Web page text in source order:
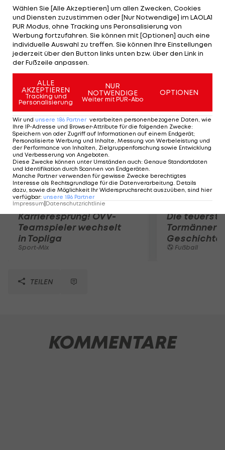
(CHN) in drei Sätzen (11:21, 21:19, 15:12) durch. Nach
dem klar verlorenen ersten Satz kämpfen sich die
Brasilianerinnen im ausgeglichenen zweiten
Durchgang heran. Den Entscheidungssatz
dominieren sie schließlich klar. Für Brasiliens
Damen ist es die insgesamt 6. Olympia-Medaille.
Mehr zum Thema
Karrieresprung! ÖVV-
Teamspieler wechselt
in Topliga
Sport-Mix
Die
Tormänner
Geschichte
Fußball
TEILEN
KOMMENTARE
Wählen Sie [Alle Akzeptieren] um allen Zwecken, Cookies
und Diensten zuzustimmen oder [Nur Notwendige] im LAOLA1
PUR Modus, ohne Tracking uns Peronsalisierung von
Werbung fortzufahren. Sie können mit [Optionen] auch eine
individuelle Auswahl zu treffen. Sie können Ihre Einstellungen
jederzeit über den Button links unten bzw. über den Link in
der Fußzeile anpassen.
ALLE
AKZEPTIEREN
Tracking und
Personalisierung
NUR
NOTWENDIGE
Weiter mit PUR-Abo
OPTIONEN
Wir und unsere 186 Partner verarbeiten personenbezogene Daten, wie
Ihre IP-Adresse und Browser-Attribute für die folgenden Zwecke:
Speichern von oder Zugriff auf Informationen auf einem Endgerät;
Personalisierte Werbung und Inhalte, Messung von Werbeleistung und
der Performance von Inhalten, Zielgruppenforschung sowie Entwicklung
und Verbesserung von Angeboten.
Diese Zwecke können unter Umständen auch: Genaue Standortdaten
und Identifikation durch Scannen von Endgeräten.
Manche Partner verwenden für gewisse Zwecke berechtigtes
Interesse als Rechtsgrundlage für die Datenverarbeitung. Details
dazu, sowie die Möglichkeit Ihr Widerspruchsrecht auszuüben, sind hier
verfügbar: unsere 186 Partner
Impressum Datenschutzrichtlinie